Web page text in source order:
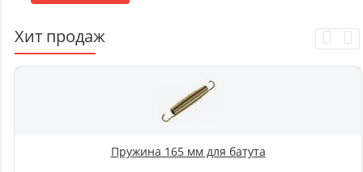
Хит продаж
Пружина 165 мм для батута